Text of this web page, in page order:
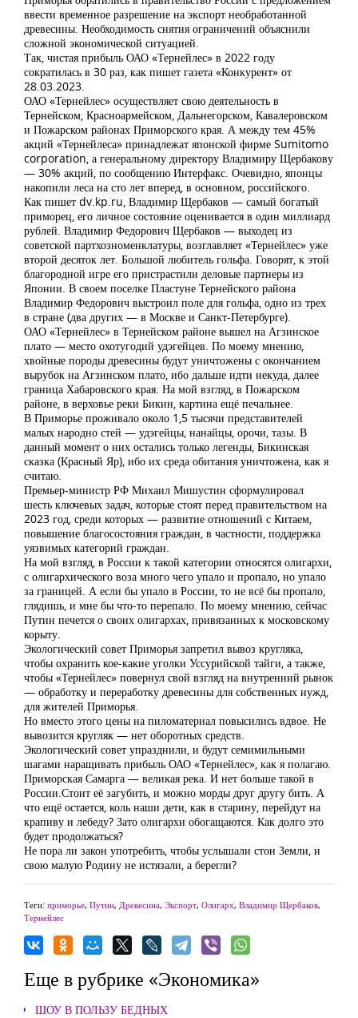
ввести временное разрешение на экспорт необработанной
древесины. Необходимость снятия ограничений объяснили
сложной экономической ситуацией.
Так, чистая прибыль ОАО «Тернейлес» в 2022 году
сократилась в 30 раз, как пишет газета «Конкурент» от
28.03.2023.
ОАО «Тернейлес» осуществляет свою деятельность в
Тернейском, Красноармейском, Дальнегорском, Кавалеровском
и Пожарском районах Приморского края. А между тем 45%
акций «Тернейлеса» принадлежат японской фирме Sumitomo
corporation, а генеральному директору Владимиру Щербакову
— 30% акций, по сообщению Интерфакс. Очевидно, японцы
накопили леса на сто лет вперед, в основном, российского.
Как пишет dv.kp.ru, Владимир Щербаков — самый богатый
приморец, его личное состояние оценивается в один миллиард
рублей. Владимир Федорович Щербаков — выходец из
советской партхозноменклатуры, возглавляет «Тернейлес» уже
второй десяток лет. Большой любитель гольфа. Говорят, к этой
благородной игре его пристрастили деловые партнеры из
Японии. В своем поселке Пластуне Тернейского района
Владимир Федорович выстроил поле для гольфа, одно из трех
в стране (два других — в Москве и Санкт-Петербурге).
ОАО «Тернейлес» в Тернейском районе вышел на Агзинское
плато — место охотугодий удэгейцев. По моему мнению,
хвойные породы древесины будут уничтожены с окончанием
вырубок на Агзинском плато, ибо дальше идти некуда, далее
граница Хабаровского края. На мой взгляд, в Пожарском
районе, в верховье реки Бикин, картина ещё печальнее.
В Приморье проживало около 1,5 тысячи представителей
малых народно стей — удэгейцы, нанайцы, орочи, тазы. В
данный момент о них остались только легенды, Бикинская
сказка (Красный Яр), ибо их среда обитания уничтожена, как я
считаю.
Премьер-министр РФ Михаил Мишустин сформулировал
шесть ключевых задач, которые стоят перед правительством на
2023 год, среди которых — развитие отношений с Китаем,
повышение благосостояния граждан, в частности, поддержка
уязвимых категорий граждан.
На мой взгляд, в России к такой категории относятся олигархи,
с олигархического воза много чего упало и пропало, но упало
за границей. А если бы упало в России, то не всё бы пропало,
глядишь, и мне бы что-то перепало. По моему мнению, сейчас
Путин печется о своих олигархах, привязанных к московскому
корыту.
Экологический совет Приморья запретил вывоз кругляка,
чтобы охранить кое-какие уголки Уссурийской тайги, а также,
чтобы «Тернейлес» повернул свой взгляд на внутренний рынок
— обработку и переработку древесины для собственных нужд,
для жителей Приморья.
Но вместо этого цены на пиломатериал повысились вдвое. Не
вывозится кругляк — нет оборотных средств.
Экологический совет упразднили, и будут семимильными
шагами наращивать прибыль ОАО «Тернейлес», как я полагаю.
Приморская Самарга — великая река. И нет больше такой в
России.Стоит её загубить, и можно морды друг другу бить. А
что ещё остается, коль наши дети, как в старину, перейдут на
крапиву и лебеду? Зато олигархи обогащаются. Как долго это
будет продолжаться?
Не пора ли закон употребить, чтобы услышали стон Земли, и
свою малую Родину не истязали, а берегли?
Теги: приморье, Путин, Древесина, Экспорт, Олигарх, Владимир Щербаков,
Тернейлес
Еще в рубрике «Экономика»
ШОУ В ПОЛЬЗУ БЕДНЫХ